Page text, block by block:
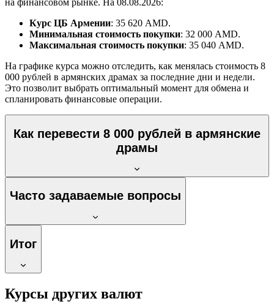
на финансовом рынке. На 08.08.2026:
Курс ЦБ Армении: 35 620 AMD.
Минимальная стоимость покупки: 32 000 AMD.
Максимальная стоимость покупки: 35 040 AMD.
На графике курса можно отследить, как менялась стоимость 8
000 рублей в армянских драмах за последние дни и недели.
Это позволит выбрать оптимальный момент для обмена и
спланировать финансовые операции.
Как перевести 8 000 рублей в армянские
драмы
Часто задаваемые вопросы
Итог
Курсы других валют